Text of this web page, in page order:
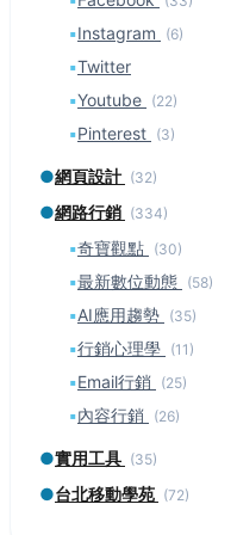
▪Instagram (6)
▪Twitter
▪Youtube (22)
▪Pinterest (3)
●網頁設計 (32)
●網路行銷 (334)
▪奇寶觀點 (30)
▪最新數位動態 (58)
▪AI應用趨勢 (35)
▪行銷心理學 (11)
▪Email行銷 (25)
▪內容行銷 (26)
●實用工具 (35)
●台北移動學苑 (72)